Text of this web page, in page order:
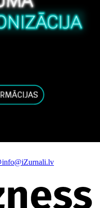
info@iZurnali.lv